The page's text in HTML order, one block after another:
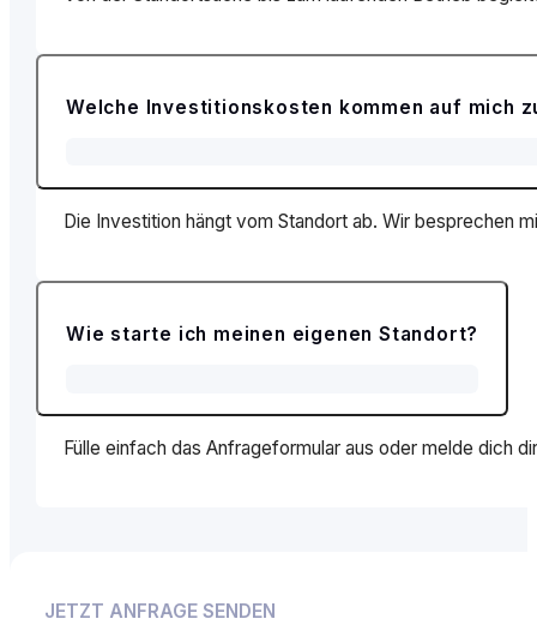
Welche Investitionskosten kommen auf mich
Die Investition hängt vom Standort ab. Wir besprechen
Wie starte ich meinen eigenen Standort?
Fülle einfach das Anfrageformular aus oder melde dich
JETZT ANFRAGE SENDEN